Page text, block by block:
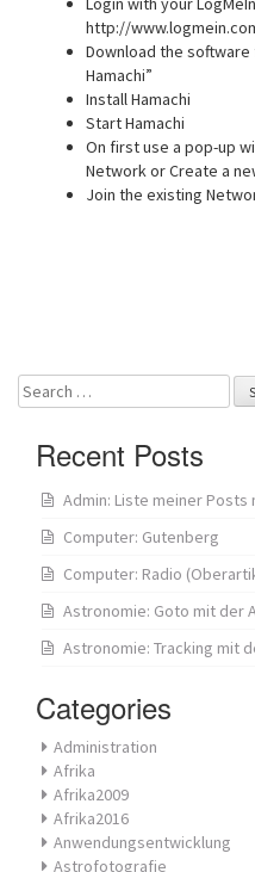
http://
Download the
Hamachi”
Install Hamachi
Start Hamachi
On first use a pop-up
Network or Create a
Join the existing
Search
for:
Recent Posts
Admin: Liste meiner Posts
Computer: Gutenberg
Computer: Radio
Astronomie: Goto mit der
Astronomie: Tracking mit
Categories
Administration
Afrika
Afrika2009
Afrika2016
Anwendungsentwicklung
Astrofotografie